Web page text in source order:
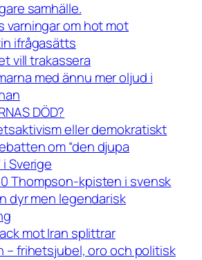
samhälle.
varningar om hot mot
ifrågasätts
vill trakassera
med ännu mer oljud i
DÖD?
eller demokratiskt
om “den djupa
Sverige
Thompson-kpisten i svensk
dyr men legendarisk
mot Iran splittrar
– frihetsjubel, oro och politisk